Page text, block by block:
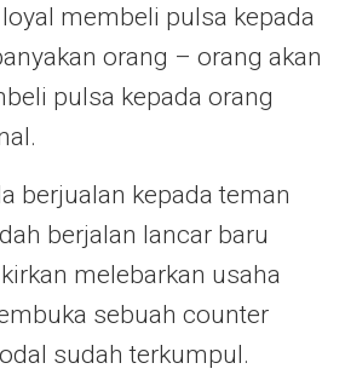
membeli pulsa kepada
orang – orang akan
pulsa kepada orang
berjualan kepada teman
berjalan lancar baru
melebarkan usaha
sebuah counter
sudah terkumpul.